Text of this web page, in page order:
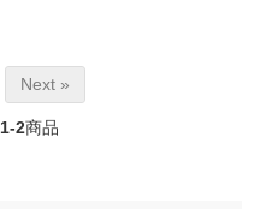
Next »
1-2商品